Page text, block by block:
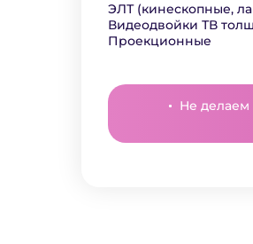
ЭЛТ (кинескопные,
Видеодвойки ТВ
Проекционные
Не делаем